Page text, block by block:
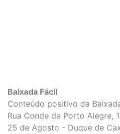
Baixada Fácil
Conteúdo positivo da
Rua Conde de Porto Alegre,
25 de Agosto - Duque de